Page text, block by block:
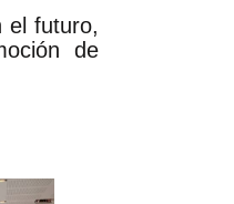
el futuro,
de